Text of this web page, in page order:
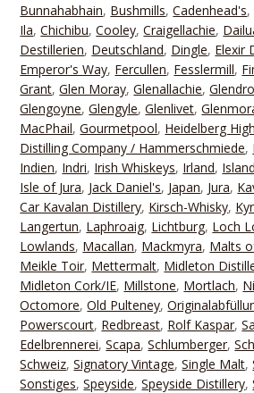
Bunnahabhain, Bushmills,Cadenhead's,
Ila,Chichibu,Cooley,Craigellachie,
Destillerien, Deutschland, Dingle, Elexir
Emperor's Way, Fercullen, Fesslermill,
Grant,Glen Moray,Glenallachie,
Glengoyne,Glengyle,Glenlivet,
MacPhail,Gourmetpool, Heidelberg
Distilling Company / Hammerschmiede,
Indien, Indri, Irish Whiskeys, Irland,
Isle of Jura, Jack Daniel's, Japan, Jura,
Car Kavalan Distillery, Kirsch-Whisky,
Langertun, Laphroaig, Lichtburg, Loch
Lowlands, Macallan, Mackmyra, Malts
Meikle Toir, Mettermalt, Midleton
Midleton Cork/IE, Millstone, Mortlach,
Octomore,Old Pulteney,
Powerscourt, Redbreast, Rolf Kaspar,
Edelbrennerei,Scapa,Schlumberger,
Schweiz,Signatory Vintage,Single Malt,
Sonstiges,Speyside,Speyside Distillery,